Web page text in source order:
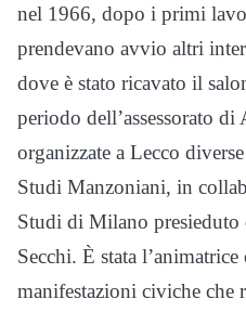
nel 1966, dopo i primi
prendevano avvio altri
dove è stato ricavato il
periodo dell’assessorato
organizzate a Lecco
Studi Manzoniani, in
Studi di Milano presieduto
Secchi. È stata
manifestazioni civiche che